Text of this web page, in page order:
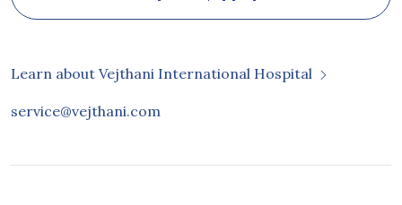
Learn about Vejthani International Hospital
service@vejthani.com